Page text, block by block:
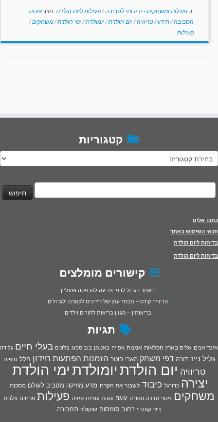
ב פעילות ומשחקים - ידידותי לסביבה/פעילות ליום הולדת תויגאיכות
הסביבה/חידון/טריוויה/יום הולדת/יומולדת/ימי הולדת/משחקים/
פעילות
קטגוריות
קטגוריות
חיפוש:
כתבו אלינו
תנאי השימוש באתר
בדיחות ליום הולדת
בדיחות ליום הולדת
קישורים מומלצים
האתר הגדול לדפי צביעה להדפסה ואונליין
טריוויה קידס – מבחר ענק של חידונים לקטנים ולגדולים
בריאותון – מגזין בריאות להורים וילדים
תגיות
אינדיאנים אליס בארץ הפלאות אמנות אפייה באטמן בוב ספוג בלונים בעלי חיים גלידה
גליל נייר דורה דפי משחק הארי פוטר הזמנות הפתעות חידון חלל טיפים
טריוויה יום הולדתיומולדתימי הולדת
יצירה כדורגל כיבוד לשבור את הקרח מדע מוזיקה מסביב לעולם מסכות
משחקים ניסוי נסיכה ספורט עוגה עוגות עוגיות פיצה פעילות פרחים צלחת
נייר קאובוי רחוב סומסום שוקולד תחבורה